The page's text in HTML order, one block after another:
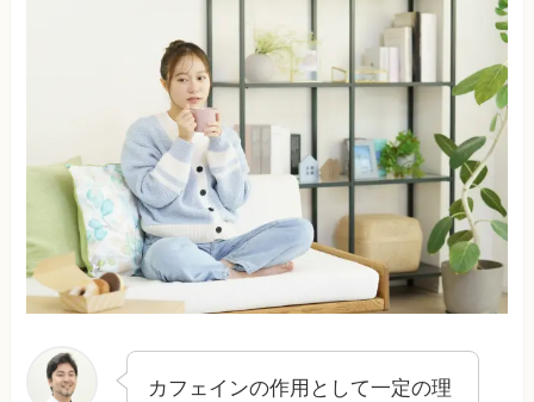
カフェインの作用として一定の理